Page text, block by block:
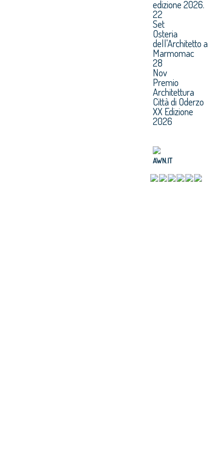
edizione 2026.
22
Set
Osteria
dell'Architetto a
Marmomac
28
Nov
Premio
Architettura
Città di Oderzo
XX Edizione
2026
AWN.IT